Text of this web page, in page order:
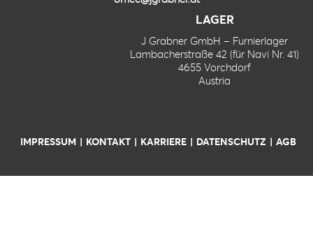
LAGER
J Grabner GmbH – Furnierlager
Lambacherstraße 42 (für Navi Nr. 41)
4655 Vorchdorf
Austria
IMPRESSUM KONTAKT KARRIERE DATENSCHUTZ AGB